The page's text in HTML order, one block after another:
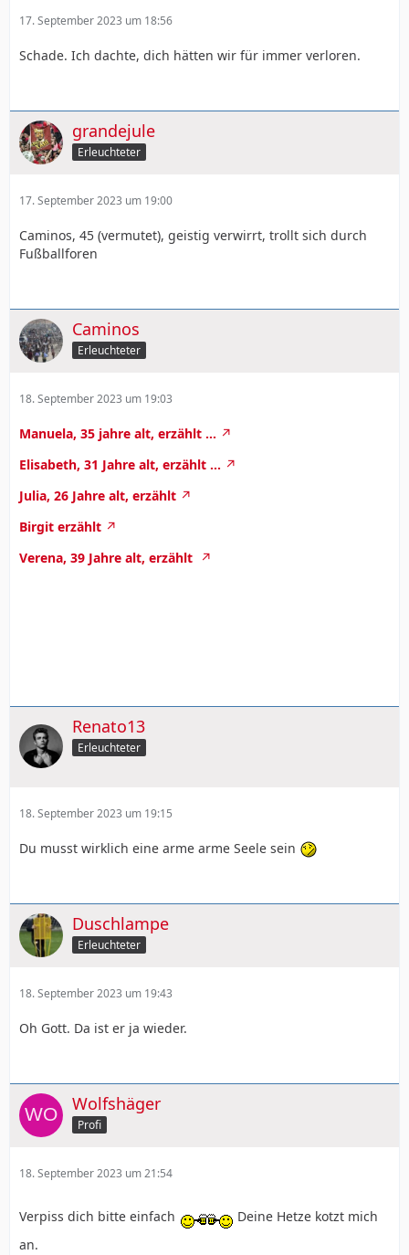
17. September 2023 um 18:56
Schade. Ich dachte, dich hätten wir für immer verloren.
grandejule
Erleuchteter
17. September 2023 um 19:00
Caminos, 45 (vermutet), geistig verwirrt, trollt sich durch
Fußballforen
Caminos
Erleuchteter
18. September 2023 um 19:03
Manuela, 35 jahre alt, erzählt ...
Elisabeth, 31 Jahre alt, erzählt ...
Julia, 26 Jahre alt, erzählt
Birgit erzählt
Verena, 39 Jahre alt, erzählt
Renato13
Erleuchteter
18. September 2023 um 19:15
Du musst wirklich eine arme arme Seele sein
Duschlampe
Erleuchteter
18. September 2023 um 19:43
Oh Gott. Da ist er ja wieder.
Wolfshäger
Profi
18. September 2023 um 21:54
Verpiss dich bitte einfach
Deine Hetze kotzt mich
an.